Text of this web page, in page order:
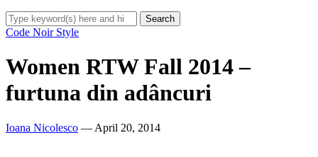
Code Noir Style
Women RTW Fall 2014 –
furtuna din adâncuri
Ioana Nicolesco — April 20, 2014